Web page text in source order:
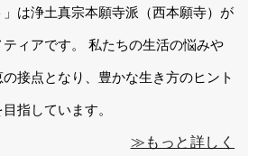
」は浄土真宗本願寺派（西本願寺）が
ィアです。 私たちの生活の悩みや
接点となり、豊かな生き方のヒント
指しています。
≫もっと詳しく